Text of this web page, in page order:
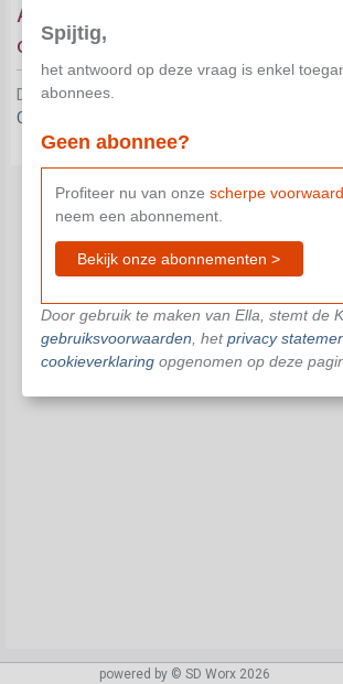
Aanvullende vergoeding bij
ontslag
Dit document is niet beschikbaar in je huidige
Contacteer ons
powered by © SD Worx 2026
Spijtig,
het antwoord op deze vraag is enkel
abonnees.
Geen abonnee?
Profiteer nu van onze scherpe
neem een abonnement.
Bekijk onze abonnementen >
Door gebruik te maken van Ella, stemt de
gebruiksvoorwaarden , hetprivacy
cookieverklaringopgenomen op deze